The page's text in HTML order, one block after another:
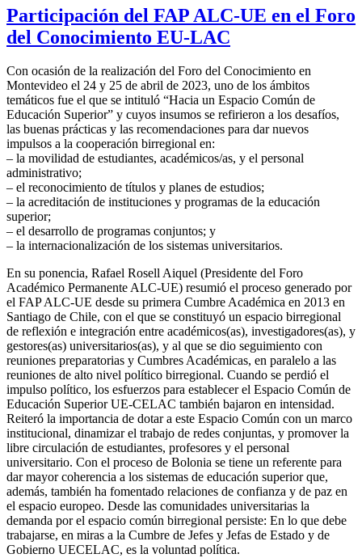
Participación del FAP ALC-UE en el Foro
del Conocimiento EU-LAC
Con ocasión de la realización del Foro del Conocimiento en
Montevideo el 24 y 25 de abril de 2023, uno de los ámbitos
temáticos fue el que se intituló “Hacia un Espacio Común de
Educación Superior” y cuyos insumos se refirieron a los desafíos,
las buenas prácticas y las recomendaciones para dar nuevos
impulsos a la cooperación birregional en:
– la movilidad de estudiantes, académicos/as, y el personal
administrativo;
– el reconocimiento de títulos y planes de estudios;
– la acreditación de instituciones y programas de la educación
superior;
– el desarrollo de programas conjuntos; y
– la internacionalización de los sistemas universitarios.
En su ponencia, Rafael Rosell Aiquel (Presidente del Foro
Académico Permanente ALC-UE) resumió el proceso generado por
el FAP ALC-UE desde su primera Cumbre Académica en 2013 en
Santiago de Chile, con el que se constituyó un espacio birregional
de reflexión e integración entre académicos(as), investigadores(as), y
gestores(as) universitarios(as), y al que se dio seguimiento con
reuniones preparatorias y Cumbres Académicas, en paralelo a las
reuniones de alto nivel político birregional. Cuando se perdió el
impulso político, los esfuerzos para establecer el Espacio Común de
Educación Superior UE-CELAC también bajaron en intensidad.
Reiteró la importancia de dotar a este Espacio Común con un marco
institucional, dinamizar el trabajo de redes conjuntas, y promover la
libre circulación de estudiantes, profesores y el personal
universitario. Con el proceso de Bolonia se tiene un referente para
dar mayor coherencia a los sistemas de educación superior que,
además, también ha fomentado relaciones de confianza y de paz en
el espacio europeo. Desde las comunidades universitarias la
demanda por el espacio común birregional persiste: En lo que debe
trabajarse, en miras a la Cumbre de Jefes y Jefas de Estado y de
Gobierno UECELAC, es la voluntad política.